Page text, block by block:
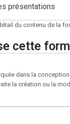
présentations
du contenu de la
cette
dans la
la création ou la